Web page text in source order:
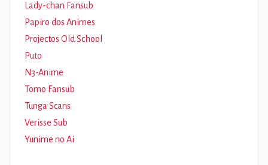
Lady-chan Fansub
Papiro dos Animes
Projectos Old School
Puto
N3-Anime
Tomo Fansub
Tunga Scans
Verisse Sub
Yunime no Ai